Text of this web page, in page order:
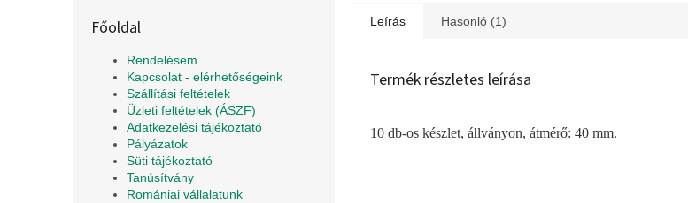
Főoldal
Rendelésem
Kapcsolat - elérhetőségeink
Szállítási feltételek
Üzleti feltételek (ÁSZF)
Adatkezelési tájékoztató
Pályázatok
Süti tájékoztató
Tanúsítvány
Romániai vállalatunk
Leírás Hasonló (1)
Termék részletes leírása
10 db-os készlet, állványon, átmérő: 40 mm.